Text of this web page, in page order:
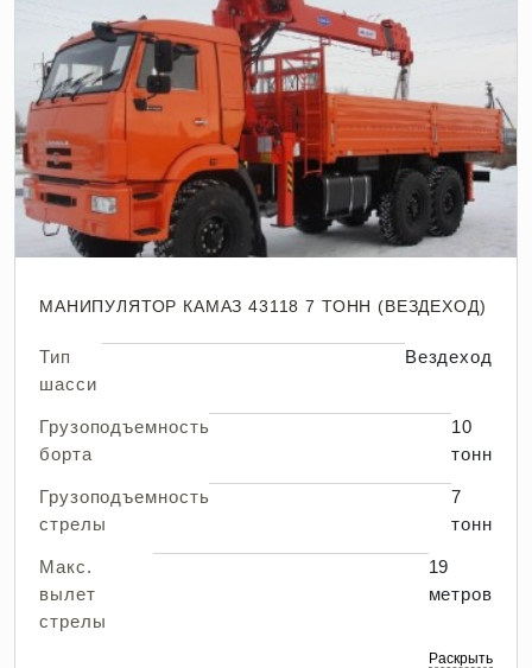
МАНИПУЛЯТОР КАМАЗ 43118 7 ТОНН (ВЕЗДЕХОД)
Тип
шасси
Вездеход
Грузоподъемность
борта
10
тонн
Грузоподъемность
стрелы
7
тонн
Макс.
вылет
стрелы
19
метров
Раскрыть